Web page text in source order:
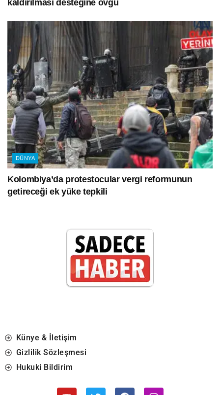
kaldırılması desteğine övgü
DÜNYA
Kolombiya’da protestocular vergi reformunun
getireceği ek yüke tepkili
Künye & İletişim
Gizlilik Sözleşmesi
Hukuki Bildirim